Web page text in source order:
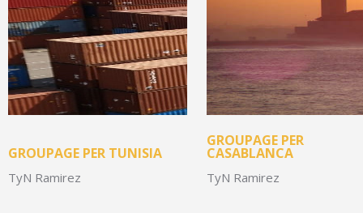
GROUPAGE PER TUNISIA
TyN Ramirez
GROUPAGE PER
CASABLANCA
TyN Ramirez